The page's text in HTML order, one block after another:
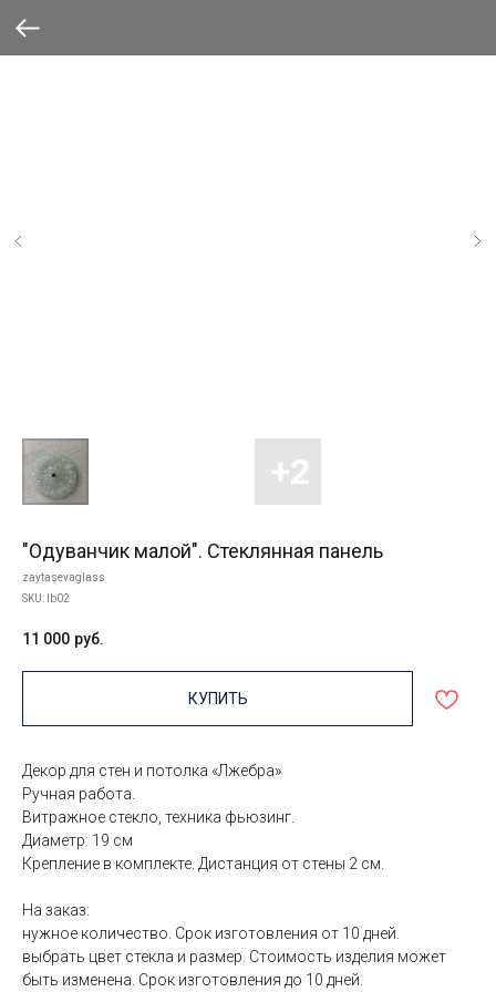
"Одуванчик малой". Стеклянная панель
zaytasevaglass
SKU:
lb02
11 000 руб.
КУПИТЬ
Декор для стен и потолка «Лжебра»
Ручная работа.
Витражное стекло, техника фьюзинг.
Диаметр: 19 см
Крепление в комплекте. Дистанция от стены 2 см.
На заказ:
нужное количество. Срок изготовления от 10 дней.
выбрать цвет стекла и размер. Стоимость изделия может
быть изменена. Срок изготовления до 10 дней.